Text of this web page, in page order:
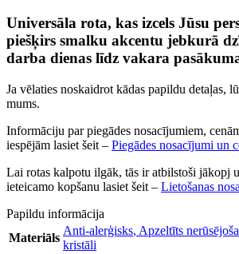
Universāla rota, kas izcels Jūsu
piešķirs smalku akcentu jebkurā
darba dienas līdz vakara
Ja vēlaties noskaidrot kādas papildu detaļas,
mums.
Informāciju par piegādes nosacījumiem,
iespējām lasiet šeit – Piegādes nosacījumi un
Lai rotas kalpotu ilgāk, tās ir atbilstoši jākopj
ieteicamo kopšanu lasiet šeit – Lietošanas
Papildu informācija
Materiāls
Anti-alerģisks, Apzeltīts
kristāli